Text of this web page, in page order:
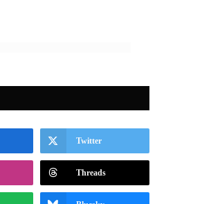
Twitter
Threads